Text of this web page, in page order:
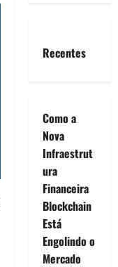
Recentes
Como a
Nova
Infraestrut
ura
Financeira
Blockchain
Está
Engolindo o
Mercado